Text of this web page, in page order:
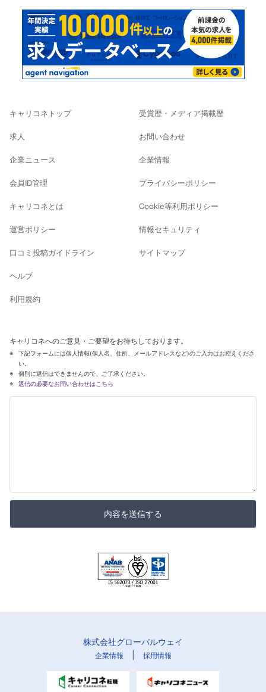
キャリコネトップ
求人
企業ニュース
会員ID管理
キャリコネとは
運営ポリシー
口コミ投稿ガイドライン
ヘルプ
利用規約
受賞歴・メディア掲載歴
お問い合わせ
企業情報
プライバシーポリシー
Cookie等利用ポリシー
情報セキュリティ
サイトマップ
キャリコネへのご意見・ご要望をお待ちしております。
下記フォームには個人情報(個人名、住所、メールアドレスなど)のご入力はお控えくださ
い。
個別に返信はできませんので、ご了承ください。
返信の必要なお問い合わせはこちら
内容を送信する
株式会社グローバルウェイ
企業情報 採用情報